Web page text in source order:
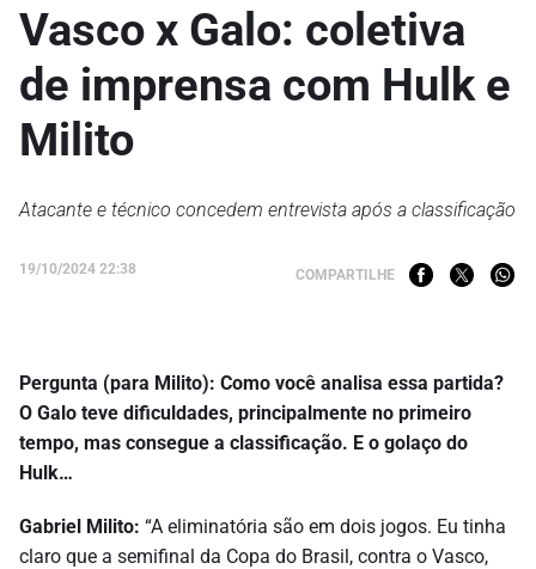
Vasco x Galo: coletiva
de imprensa com Hulk e
Milito
Atacante e técnico concedem entrevista após a classificação
19/10/2024 22:38 COMPARTILHE
Pergunta (para Milito): Como você analisa essa partida?
O Galo teve dificuldades, principalmente no primeiro
tempo, mas consegue a classificação. E o golaço do
Hulk…
Gabriel Milito: “A eliminatória são em dois jogos. Eu tinha
claro que a semifinal da Copa do Brasil, contra o Vasco,